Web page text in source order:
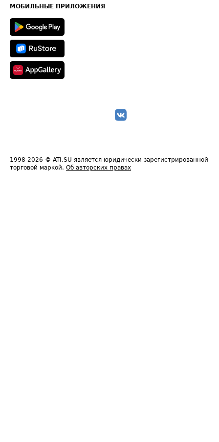
Техническая информация
МОБИЛЬНЫЕ ПРИЛОЖЕНИЯ
1998-2026 © ATI.SU является юридически зарегистрированной
торговой маркой. Об авторских правах